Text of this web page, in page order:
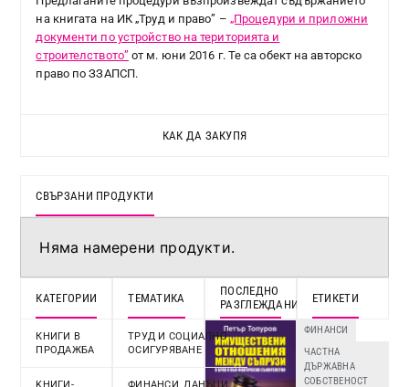
КАК ДА ЗАКУПЯ
на книгата на ИК „Труд и право” – „Процедури и приложни
документи по устройство на територията и
строителството”от м. юни 2016 г. Те са обект на авторско
право по ЗЗАПСП.
СВЪРЗАНИ ПРОДУКТИ
Няма намерени продукти.
КАТЕГОРИИ
КНИГИ В
ПРОДАЖБА
ТЕМАТИКА
ТРУД И СОЦИАЛНО
ОСИГУРЯВАНЕ
ПОСЛЕДНО
РАЗГЛЕЖДАНИ
ЕТИКЕТИ
ФИНАНСИ
ЧАСТНА
ДЪРЖАВНА
СОБСТВЕНОСТ